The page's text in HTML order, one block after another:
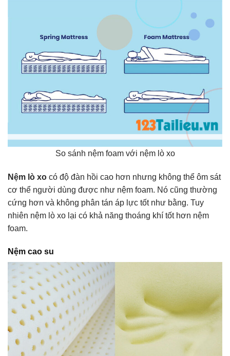
So sánh nệm foam với nệm lò xo
Nệm lò xo có độ đàn hồi cao hơn nhưng không thể ôm sát
cơ thể người dùng được như nệm foam. Nó cũng thường
cứng hơn và không phân tán áp lực tốt như bằng. Tuy
nhiên nệm lò xo lại có khả năng thoáng khí tốt hơn nệm
foam.
Nệm cao su